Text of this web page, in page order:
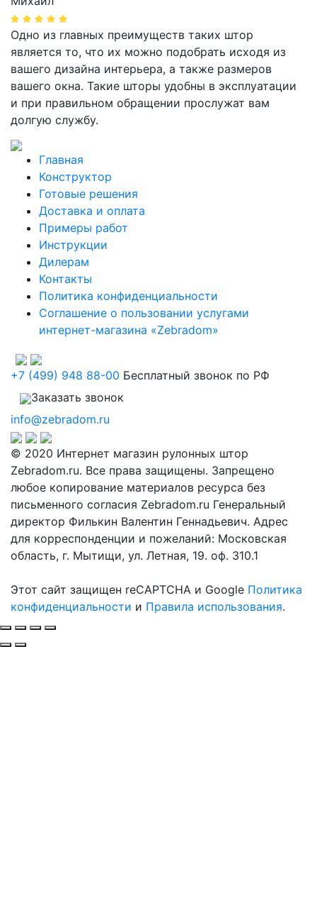
Одно из главных преимуществ таких штор
является то, что их можно подобрать исходя из
вашего дизайна интерьера, а также размеров
вашего окна. Такие шторы удобны в эксплуатации
и при правильном обращении прослужат вам
долгую службу.
Главная
Конструктор
Готовые решения
Доставка и оплата
Примеры работ
Инструкции
Дилерам
Контакты
Политика конфиденциальности
Соглашение о пользовании услугами
интернет-магазина «Zebradom»
+7 (499) 948 88-00 Бесплатный звонок по РФ
Заказать звонок
info@zebradom.ru
© 2020 Интернет магазин рулонных штор
Zebradom.ru. Все права защищены. Запрещено
любое копирование материалов ресурса без
письменного согласия Zebradom.ru Генеральный
директор Филькин Валентин Геннадьевич. Адрес
для корреспонденции и пожеланий: Московская
область, г. Мытищи, ул. Летная, 19. оф. 310.1
Этот сайт защищен reCAPTCHA и Google Политика
конфиденциальности и Правила использования.